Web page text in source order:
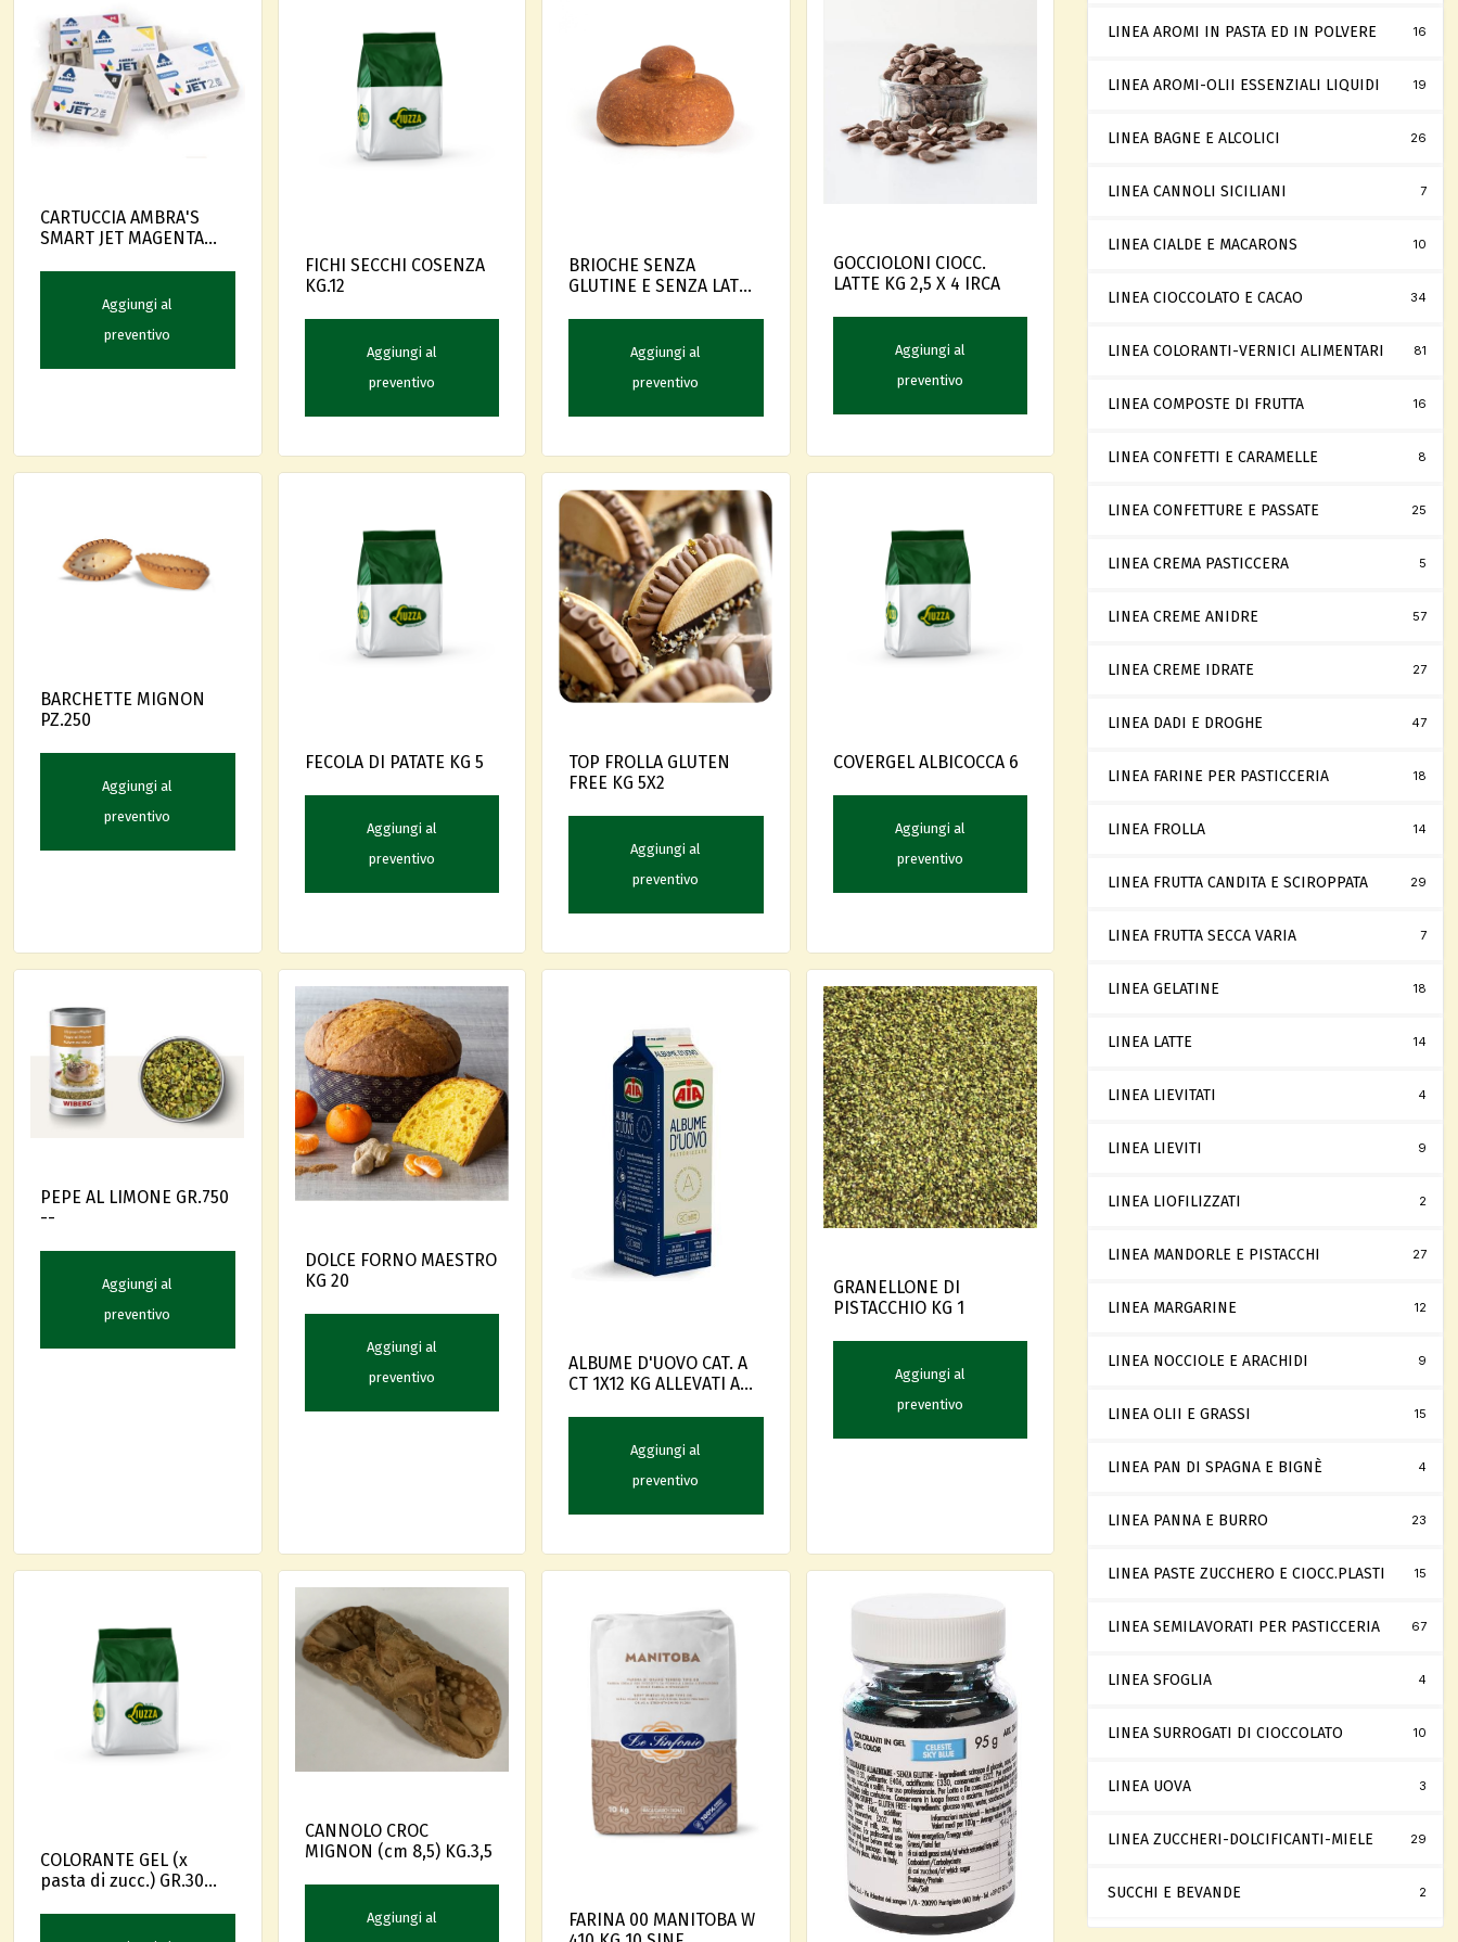
CARTUCCIA AMBRA'S
SMART JET MAGENTA
Aggiungi al
preventivo
FICHI SECCHI COSENZA
KG.12
Aggiungi al
preventivo
BRIOCHE SENZA
GLUTINE E SENZA LATTE
Aggiungi al
preventivo
GOCCIOLONI CIOCC.
LATTE KG 2,5 X 4 IRCA
Aggiungi al
preventivo
BARCHETTE MIGNON
PZ.250
Aggiungi al
preventivo
FECOLA DI PATATE KG 5
Aggiungi al
preventivo
TOP FROLLA GLUTEN
FREE KG 5X2
Aggiungi al
preventivo
COVERGEL ALBICOCCA 6
Aggiungi al
preventivo
PEPE AL LIMONE GR.750
--
Aggiungi al
preventivo
DOLCE FORNO MAESTRO
KG 20
Aggiungi al
preventivo
ALBUME D'UOVO CAT. A
CT 1X12 KG ALLEVATI A
Aggiungi al
preventivo
GRANELLONE DI
PISTACCHIO KG 1
Aggiungi al
preventivo
COLORANTE GEL (x
pasta di zucc.) GR.30
CANNOLO CROC
MIGNON (cm 8,5) KG.3,5
Aggiungi al
FARINA 00 MANITOBA W
LINEA AROMI IN PASTA ED IN POLVERE 16
LINEA AROMI-OLII ESSENZIALI LIQUIDI 19
LINEA BAGNE E ALCOLICI 26
LINEA CANNOLI SICILIANI 7
LINEA CIALDE E MACARONS 10
LINEA CIOCCOLATO E CACAO 34
LINEA COLORANTI-VERNICI ALIMENTARI 81
LINEA COMPOSTE DI FRUTTA 16
LINEA CONFETTI E CARAMELLE 8
LINEA CONFETTURE E PASSATE 25
LINEA CREMA PASTICCERA 5
LINEA CREME ANIDRE 57
LINEA CREME IDRATE 27
LINEA DADI E DROGHE 47
LINEA FARINE PER PASTICCERIA 18
LINEA FROLLA 14
LINEA FRUTTA CANDITA E SCIROPPATA 29
LINEA FRUTTA SECCA VARIA 7
LINEA GELATINE 18
LINEA LATTE 14
LINEA LIEVITATI 4
LINEA LIEVITI 9
LINEA LIOFILIZZATI 2
LINEA MANDORLE E PISTACCHI 27
LINEA MARGARINE 12
LINEA NOCCIOLE E ARACHIDI 9
LINEA OLII E GRASSI 15
LINEA PAN DI SPAGNA E BIGNÈ 4
LINEA PANNA E BURRO 23
LINEA PASTE ZUCCHERO E CIOCC.PLASTI 15
LINEA SEMILAVORATI PER PASTICCERIA 67
LINEA SFOGLIA 4
LINEA SURROGATI DI CIOCCOLATO 10
LINEA UOVA 3
LINEA ZUCCHERI-DOLCIFICANTI-MIELE 29
SUCCHI E BEVANDE 2